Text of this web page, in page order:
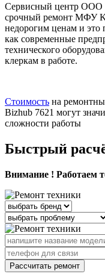
Сервисный центр ООО
срочный ремонт МФУ
недорогим ценам и это
как современные
технического
клеркам в работе.
Стоимость на
Bizhub 7621 могут
сложности работы
Быстрый
Внимание ! Работаем
Рассчитать ремонт